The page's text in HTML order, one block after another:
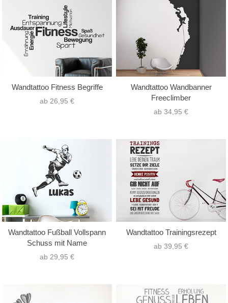
Wandtattoo Fitness Begriffe
ab 26,95 €
Wandtattoo Wandbanner
Freeclimber
ab 34,95 €
Wandtattoo Fußball Vollspann
Schuss mit Name
ab 29,95 €
Wandtattoo Trainingsrezept
ab 39,95 €